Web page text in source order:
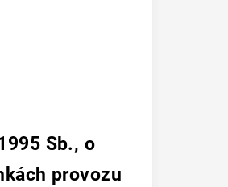
Sb., o
provozu